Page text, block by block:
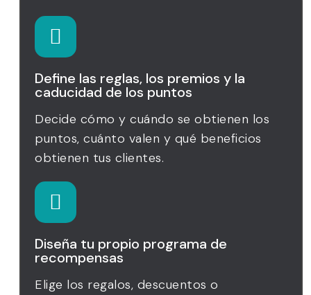
Define las reglas, los premios y la
caducidad de los puntos
Decide cómo y cuándo se obtienen los
puntos, cuánto valen y qué beneficios
obtienen tus clientes.
Diseña tu propio programa de
recompensas
Elige los regalos, descuentos o